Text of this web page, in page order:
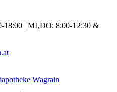
18:00 | MI,DO: 8:00-12:30 &